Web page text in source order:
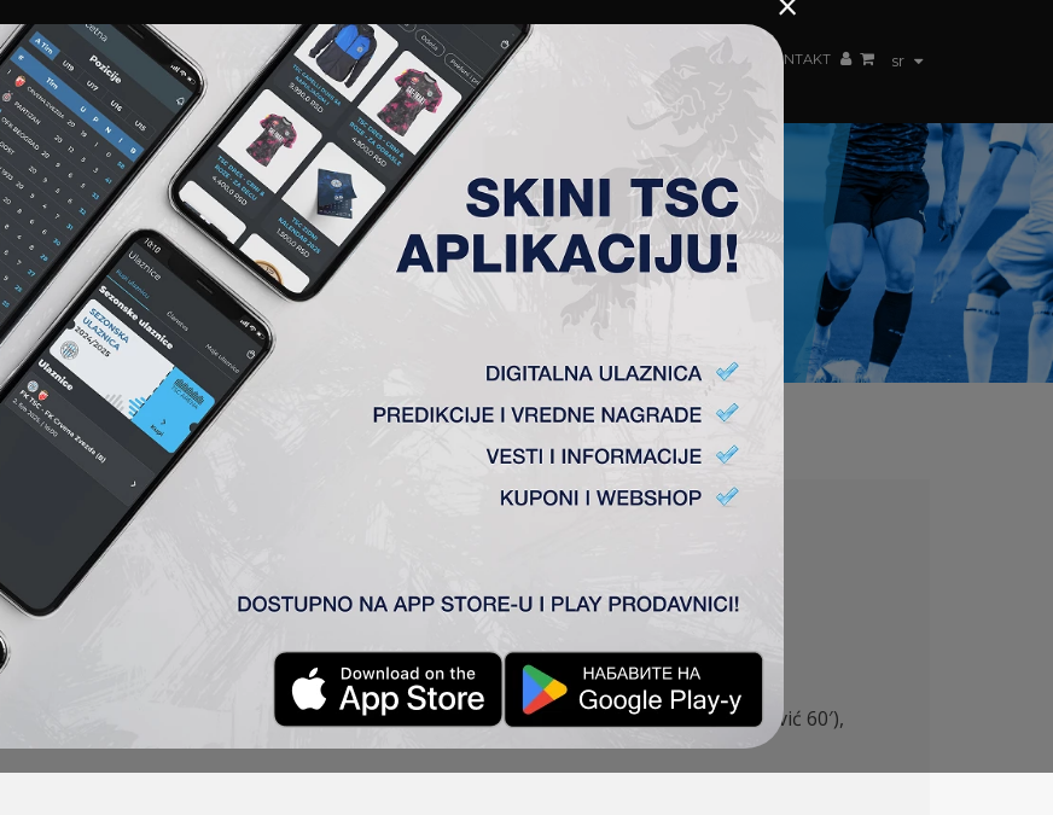
sr
GALERIJE A TIM ČLANSTVO AKREDITACIJE KLUB AKADEMIJA ŽENSKI TIM KONTAKT
FK TSC – FK VOJVODINA 0:2
0:2
– Jovičić (Sa. Jovanović 60′), Radin, A. Petrović – Bosić (Savić 81′), B. Petrović (Tomović 60′),